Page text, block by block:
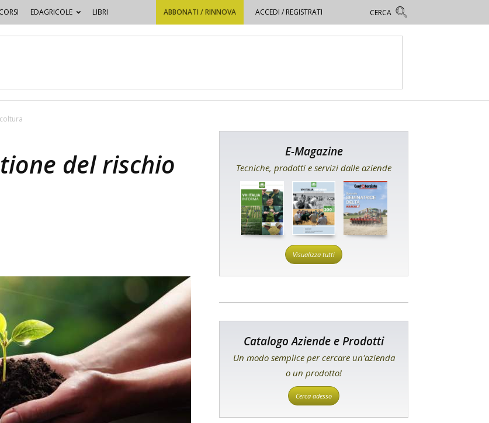
CORSI EDAGRICOLE LIBRI ABBONATI / RINNOVA ACCEDI / REGISTRATI
del rischio
E-Magazine
Tecniche, prodotti e servizi dalle aziende
Visualizza tutti
Catalogo Aziende e Prodotti
Un modo semplice per cercare un'azienda
o un prodotto!
Cerca adesso